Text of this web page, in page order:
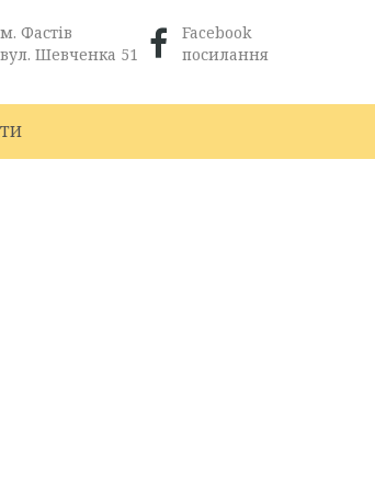
м. Фастів
вул. Шевченка 51
Facebook
посилання